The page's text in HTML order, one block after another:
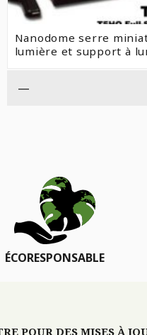
Nanodome serre
lumière et support à
—
ÉCORESPONSABLE
POUR DES MISES À